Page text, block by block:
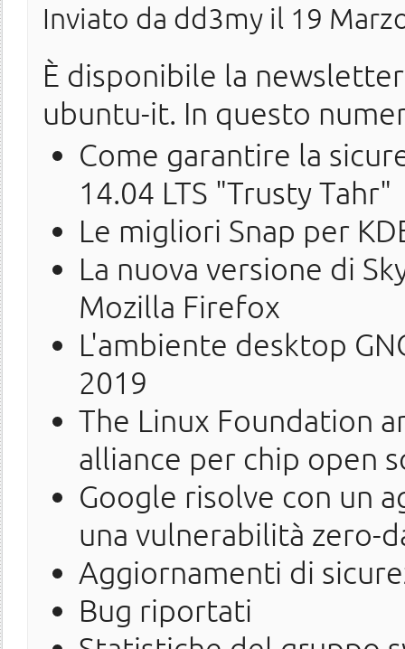
Inviato da dd3my il 19
È disponibile la
ubuntu-it. In questo
Come garantire la
14.04 LTS "Trusty Tahr"
Le migliori Snap per
La nuova versione di
Mozilla Firefox
L'ambiente desktop
2019
The Linux Foundation
alliance per chip open
Google risolve con un
una vulnerabilità zero-
Aggiornamenti di
Bug riportati